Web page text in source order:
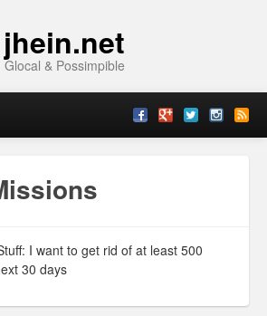
jhein.net
Glocal & Possimpible
I want to get rid of at least 500
30 days